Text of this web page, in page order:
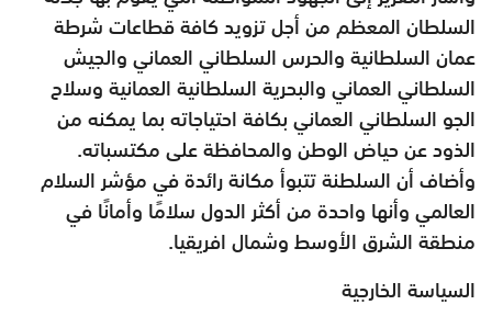
السلطان المعظم من أجل تزويد كافة قطاعات شرطة
عمان السلطانية والحرس السلطاني العماني والجيش
السلطاني العماني والبحرية السلطانية العمانية وسلاح
الجو السلطاني العماني بكافة احتياجاته بما يمكنه من
الذود عن حياض الوطن والمحافظة على مكتسباته.
وأضاف أن السلطنة تتبوأ مكانة رائدة في مؤشر السلام
العالمي وأنها واحدة من أكثر الدول سلامًا وأمانًا في
منطقة الشرق الأوسط وشمال افريقيا.
السياسة الخارجية